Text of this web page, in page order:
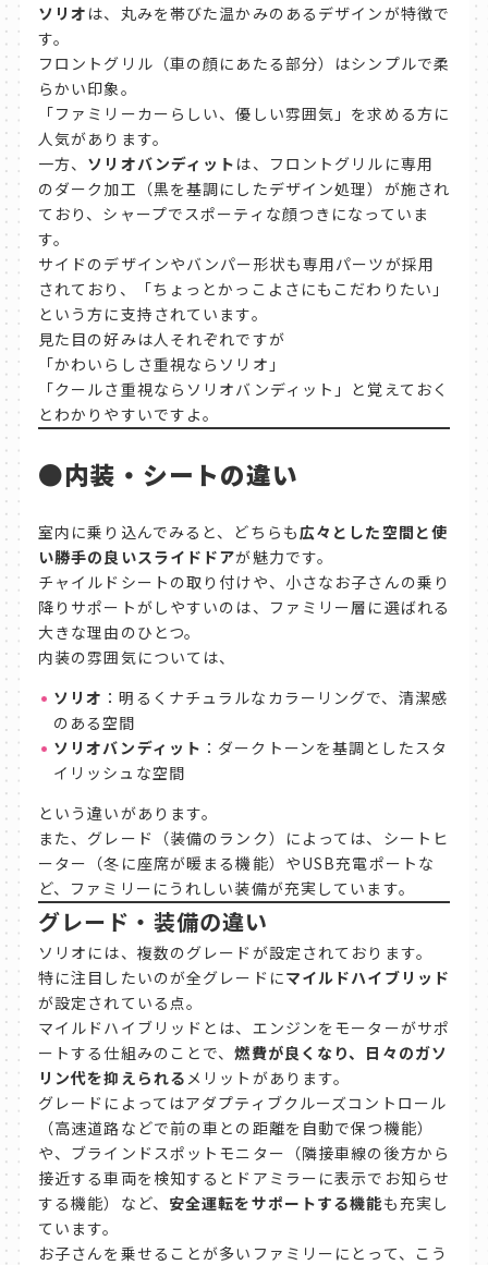
ソリオ は、丸みを帯びた温かみのあるデザインが特徴で
す。
フロントグリル（車の顔にあたる部分）はシンプルで柔
らかい印象。
「ファミリーカーらしい、優しい雰囲気」を求める方に
人気があります。
一方、 ソリオバンディット は、フロントグリルに専用
のダーク加工（黒を基調にしたデザイン処理）が施され
ており、シャープでスポーティな顔つきになっていま
す。
サイドのデザインやバンパー形状も専用パーツが採用
されており、「ちょっとかっこよさにもこだわりたい」
という方に支持されています。
見た目の好みは人それぞれですが
「かわいらしさ重視ならソリオ」
「クールさ重視ならソリオバンディット」と覚えておく
とわかりやすいですよ。
●内装・シートの違い
室内に乗り込んでみると、どちらも広々とした空間と使
い勝手の良いスライドドアが魅力です。
チャイルドシートの取り付けや、小さなお子さんの乗り
降りサポートがしやすいのは、ファミリー層に選ばれる
大きな理由のひとつ。
内装の雰囲気については、
ソリオ ：明るくナチュラルなカラーリングで、清潔感
のある空間
ソリオバンディット ：ダークトーンを基調としたスタ
イリッシュな空間
という違いがあります。
また、グレード（装備のランク）によっては、シートヒ
ーター（冬に座席が暖まる機能）やUSB充電ポートな
ど、ファミリーにうれしい装備が充実しています。
グレード・装備の違い
ソリオには、複数のグレードが設定されております。
特に注目したいのが全グレードにマイルドハイブリッド
が設定されている点。
マイルドハイブリッドとは、エンジンをモーターがサポ
ートする仕組みのことで、燃費が良くなり、日々のガソ
リン代を抑えられるメリットがあります。
グレードによってはアダプティブクルーズコントロール
（高速道路などで前の車との距離を自動で保つ機能）
や、ブラインドスポットモニター（隣接車線の後方から
接近する車両を検知するとドアミラーに表示でお知らせ
する機能）など、 安全運転をサポートする機能も充実し
ています。
お子さんを乗せることが多いファミリーにとって、こう